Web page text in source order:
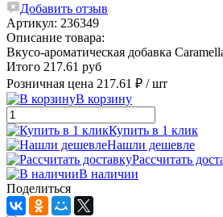
Добавить отзыв
Артикул: 236349
Описание товара:
Вкусо-ароматическая добавка
Итого 217.61 руб
Розничная цена 217.61 ₽ / шт
В корзину
Купить в 1 клик
Нашли дешевле
Рассчитать
В наличии
Поделиться